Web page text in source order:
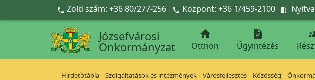
Ugrás a fő tartalomra
 Zöld szám: +36 80/277-256  Központ: +36 1/459-2100 
Józsefvárosi
Önkormányzat

Otthon

Ügyintézés
Hirdetőtábla Szolgáltatások és intézmények Városfejlesztés Közösség